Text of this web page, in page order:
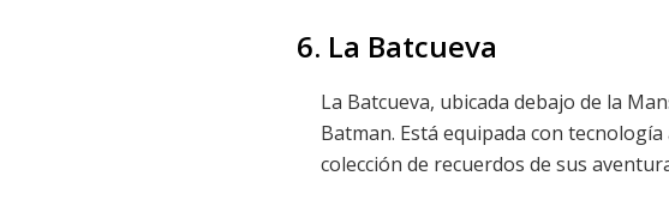
6. La Batcueva
La Batcueva, ubicada debajo de la
Batman. Está equipada con
colección de recuerdos de sus